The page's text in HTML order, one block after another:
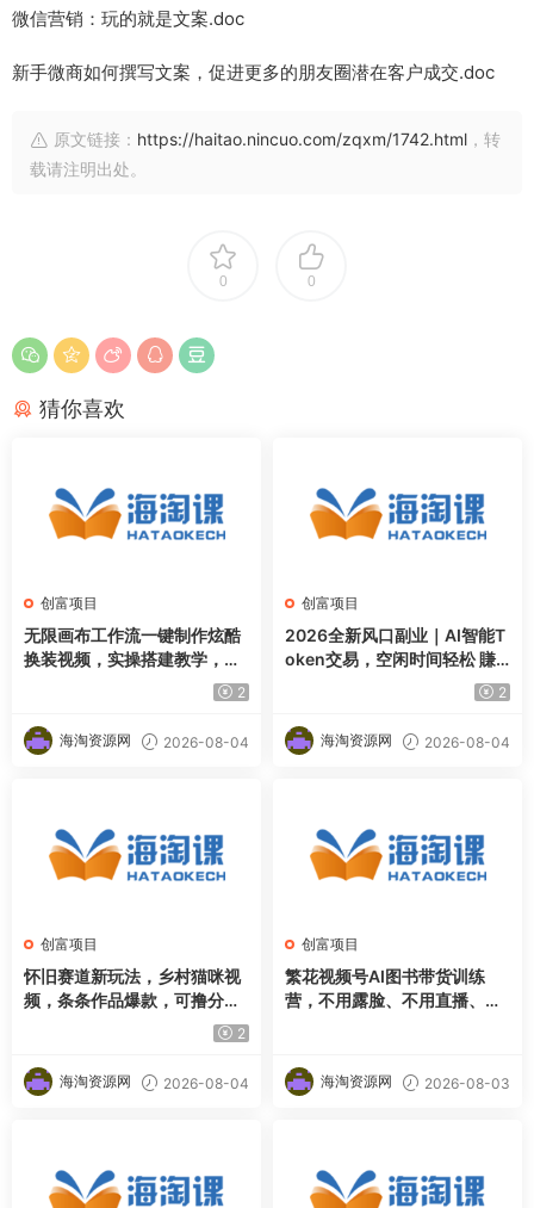
微信营销：玩的就是文案.doc
新手微商如何撰写文案，促进更多的朋友圈潜在客户成交.doc
原文链接： https://haitao.nincuo.com/zqxm/1742.html ，转
载请注明出处。
0 0
猜你喜欢
创富项目
无限画布工作流一键制作炫酷
换装视频，实操搭建教学，学
完你也能快速制作各种带货视2
海淘资源网 2026-08-04
创富项目
2026全新风口副业｜AI智能T
oken交易，空闲时间轻松 賺
收益，无需全天盯盘【揭秘】2
海淘资源网 2026-08-04
创富项目
怀旧赛道新玩法，乡村猫咪视
频，条条作品爆款，可撸分成
计划，新手也可快速起号，详2
海淘资源网 2026-08-04
创富项目
繁花视频号AI图书带货训练
营，不用露脸、不用直播、不
海淘资源网 2026-08-03